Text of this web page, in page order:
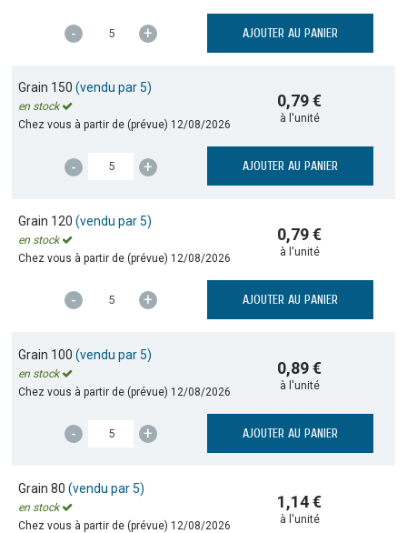
- + AJOUTER AU PANIER
Grain 150(vendu par 5)
en stock
Chez vous à partir de (prévue) 12/08/2026
0,79 €
à l'unité
- + AJOUTER AU PANIER
Grain 120(vendu par 5)
en stock
Chez vous à partir de (prévue) 12/08/2026
0,79 €
à l'unité
- + AJOUTER AU PANIER
Grain 100(vendu par 5)
en stock
Chez vous à partir de (prévue) 12/08/2026
0,89 €
à l'unité
- + AJOUTER AU PANIER
Grain 80(vendu par 5)
en stock
Chez vous à partir de (prévue) 12/08/2026
1,14 €
à l'unité